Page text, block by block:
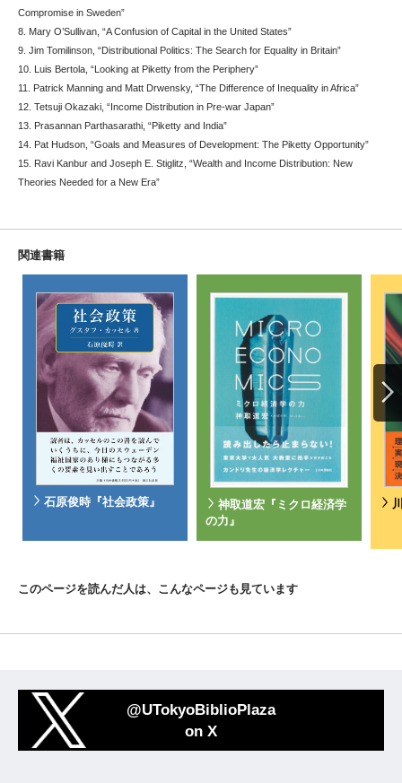
Compromise in Sweden”
8. Mary O’Sullivan, “A Confusion of Capital in the United States”
9. Jim Tomilinson, “Distributional Politics: The Search for Equality in Britain”
10. Luis Bertola, “Looking at Piketty from the Periphery”
11. Patrick Manning and Matt Drwensky, “The Difference of Inequality in Africa”
12. Tetsuji Okazaki, “Income Distribution in Pre-war Japan”
13. Prasannan Parthasarathi, “Piketty and India”
14. Pat Hudson, “Goals and Measures of Development: The Piketty Opportunity”
15. Ravi Kanbur and Joseph E. Stiglitz, “Wealth and Income Distribution: New
Theories Needed for a New Era”
関連書籍
石原俊時『社会政策』
神取道宏『ミクロ経済学
の力』
このページを読んだ人は、こんなページも見ています
@UTokyoBiblioPlaza
on X